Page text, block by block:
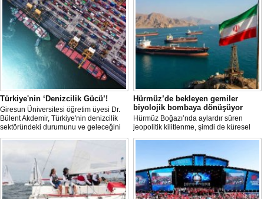
Türkiye'nin ‘Denizcilik Gücü’!
Giresun Üniversitesi öğretim üyesi Dr.
Bülent Akdemir, Türkiye'nin denizcilik
sektöründeki durumunu ve geleceğini
değerlendirdi.
Hürmüz’de bekleyen gemiler
biyolojik bombaya dönüşüyor
Hürmüz Boğazı’nda aylardır süren
jeopolitik kilitlenme, şimdi de küresel
ölçekte bir çevre felaketinin kapısını
hareketsiz bekleyen binden fazla gemi,
istilacı deniz canlıları için devasa bir
üreme merkezine dönüşmüş durumda.